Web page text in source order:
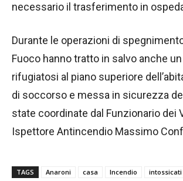
necessario il trasferimento in
Durante le operazioni di
Fuoco hanno tratto in salvo anche
rifugiatosi al piano superiore
di soccorso e messa in sicurezza
state coordinate dal Funzionario dei
Ispettore Antincendio Massimo
TAGS Anaroni casa Incendio intossicati